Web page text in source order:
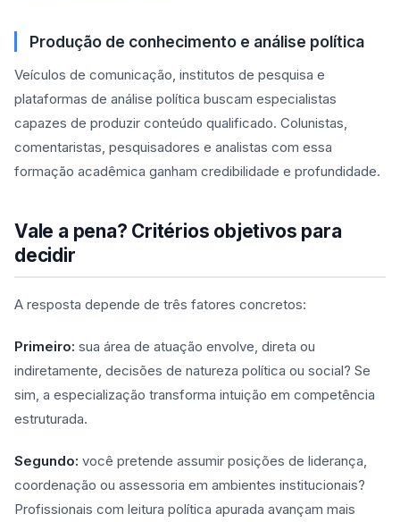
Produção de conhecimento e análise política
Veículos de comunicação, institutos de pesquisa e
plataformas de análise política buscam especialistas
capazes de produzir conteúdo qualificado. Colunistas,
comentaristas, pesquisadores e analistas com essa
formação acadêmica ganham credibilidade e profundidade.
Vale a pena? Critérios objetivos para
decidir
A resposta depende de três fatores concretos:
Primeiro: sua área de atuação envolve, direta ou
indiretamente, decisões de natureza política ou social? Se
sim, a especialização transforma intuição em competência
estruturada.
Segundo: você pretende assumir posições de liderança,
coordenação ou assessoria em ambientes institucionais?
Profissionais com leitura política apurada avançam mais